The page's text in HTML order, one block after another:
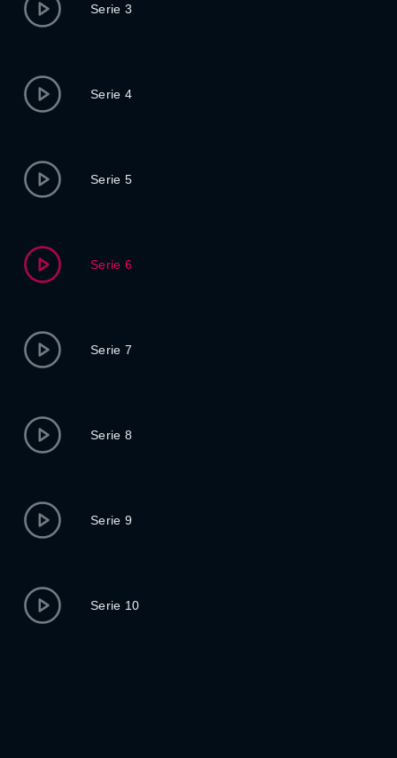
Serie 3
Serie 4
Serie 5
Serie 6
Serie 7
Serie 8
Serie 9
Serie 10